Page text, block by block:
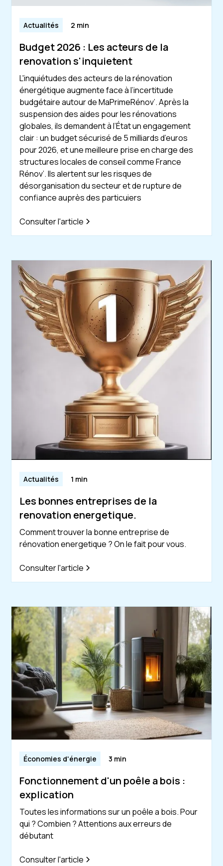
Actualités 2 min
Budget 2026 : Les acteurs de la
renovation s'inquietent
L'inquiétudes des acteurs de la rénovation
énergétique augmente face à l’incertitude
budgétaire autour de MaPrimeRénov’. Après la
suspension des aides pour les rénovations
globales, ils demandent à l’État un engagement
clair : un budget sécurisé de 5 milliards d’euros
pour 2026, et une meilleure prise en charge des
structures locales de conseil comme France
Rénov’. Ils alertent sur les risques de
désorganisation du secteur et de rupture de
confiance auprès des particuiers
Consulter l'article
Actualités 1 min
Les bonnes entreprises de la
renovation energetique.
Comment trouver la bonne entreprise de
rénovation energetique ? On le fait pour vous.
Consulter l'article
Économies d'énergie 3 min
Fonctionnement d'un poêle a bois :
explication
Toutes les informations sur un poêle a bois. Pour
qui ? Combien ? Attentions aux erreurs de
débutant
Consulter l'article